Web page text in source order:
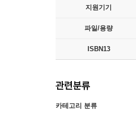
지원기기
파일/용량
ISBN13
관련분류
카테고리 분류